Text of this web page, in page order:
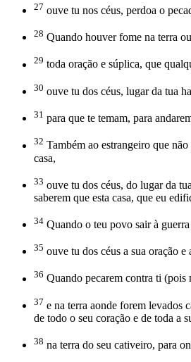
27 ouve tu nos céus, perdoa o
28 Quando houver fome na terra
29 toda oração e súplica, que
30 ouve tu dos céus, lugar da tua
31 para que te temam, para
32 Também ao estrangeiro que
casa,
33 ouve tu dos céus, do lugar da
saberem que esta casa, que eu
34 Quando o teu povo sair à
35 ouve tu dos céus a sua oração
36 Quando pecarem contra ti (pois
37 e na terra aonde forem levados
de todo o seu coração e de toda a
38 na terra do seu cativeiro, para